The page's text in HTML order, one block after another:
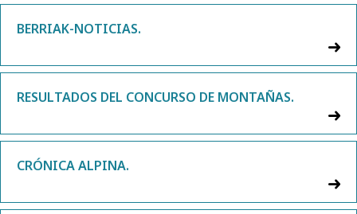
BERRIAK-NOTICIAS.
RESULTADOS DEL CONCURSO DE MONTAÑAS.
CRÓNICA ALPINA.